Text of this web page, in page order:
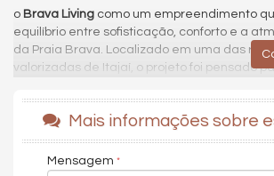
o Brava Living como um empreendimento
equilíbrio entre sofisticação, conforto e a
da Praia Brava. Localizado em uma das
valorizadas de Itajaí, o projeto foi pensado
no dia a dia.
Com arquitetura contemporânea e
estrutura completa de lazer e convivência,
Mais informações sobre
Mensagem